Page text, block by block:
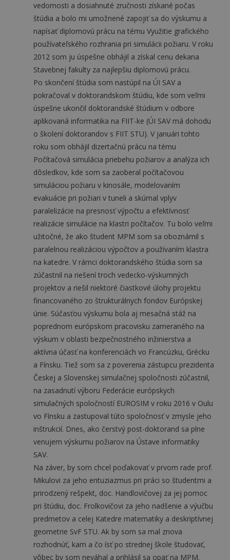
vedomosti a dosiahnuté zručnosti získané počas
štúdia a bolo mi umožnené zapojiť sa do výskumu a
napísať diplomovú prácu na tému Využitie grafického
používateľského rozhrania pri simulácii požiaru. V roku
2012 som ju úspešne obhájil a získal cenu dekana
Stavebnej fakulty za najlepšiu diplomovú prácu.
Po skončení štúdia som nastúpil na ÚI SAV a
pokračoval v doktorandskom štúdiu, kde som veľmi
úspešne ukončil doktorandské štúdium v odbore
aplikovaná informatika na FIIT-ke (ÚI SAV má dohodu
o školení doktorandov s FIIT STU). V januári tohto
roku som obhájil dizertačnú prácu na tému
Počítačová simulácia priebehu požiarov a analýza ich
dôsledkov, kde som sa zaoberal počítačovou
simuláciou požiaru v kinosále, modelovaním
evakuácie pri požiari v tuneli a skúmal vplyv
paralelizácie na presnosť výpočtu a efektívnosť
realizácie simulácie na klastri počítačov. Tu bolo veľmi
užitočné, že ako študent MPM som sa oboznámil s
paralelnou realizáciou výpočtov a používaním klastra
na katedre. V rámci doktorandského štúdia som sa
zúčastnil na riešení troch vedecko-výskumných
projektov a riešil niektoré čiastkové úlohy projektu
financovaného zo štrukturálnych fondov Európskej
únie. Súčasťou výskumu bola aj mesačná stáž na
poprednom európskom pracovisku zameraného na
výskum v oblasti bezpečnostného inžinierstva a
aktívna účasť na konferenciách vo Francúzku, Grécku
a Fínsku. Tiež som sa z poverenia zástupcu prezidenta
Českej a Slovenskej simulačnej spoločnosti zúčastnil,
na zasadnutí výboru Federácie európskych
simulačných spoločností EUROSIM v roku 2016 v Oulu
vo Fínsku a zastupoval túto spoločnosť v zmysle jeho
inštrukcií. Dnes, ako čerstvý post-doktorand sa plne
venujem výskumu požiarov na Ústave informatiky
SAV.
Na záver, by som chcel poďakovať v prvom rade prof.
Mikulovi za jeho entuziazmus pri práci so študentmi a
prirodzený rešpekt, doc. Handlovičovej za jej pomoc
pri štúdiu, doc. Frolkovičovi za jeho nadšenie a výučbu
predmetov a celej Katedre matematiky a deskriptívnej
geometrie SvF STU. Ak by som sa mal znova
rozhodnúť, kam a čo ísť po strednej škole študovať,
vôbec by som neváhal a prihlásil sa opäť na MPM.